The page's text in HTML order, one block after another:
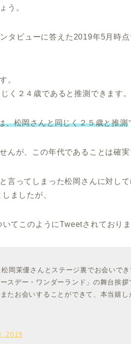
う。
タビューに答えた2019年5月時
。
く２４歳であると推測できます。
、松岡さんと同じく２５歳と推測
んが、この年代であることは確実
言ってしまった松岡さんに対し
ましたが、
てこのようにTweetされておりま
岡茉優さんとステージ裏でお会いで
スデー・ワンダーランド」の舞台挨拶
たお会いすることができて、本当嬉し
2019